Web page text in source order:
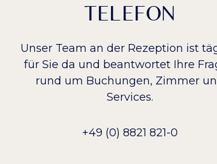
TELEFON
Unser Team an der Rezeption ist
für Sie da und beantwortet Ihre
rund um Buchungen, Zimmer
Services.
+49 (0) 8821 821-0